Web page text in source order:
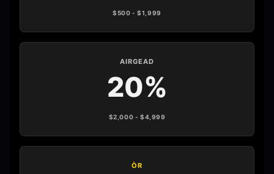
$500 - $1,999
AIRGEAD
20%
$2,000 - $4,999
ÒR